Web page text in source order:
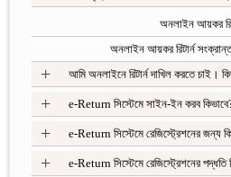
অনলাইন আয়কর
অনলাইন আয়কর রিটার্ন সংক্রান্ত
আমি অনলাইনে রিটার্ন দাখিল করতে চাই।
+
e-Return সিস্টেমে সাইন-ইন করব
+
e-Return সিস্টেমে রেজিস্ট্রেশনের জন্য
+
e-Return সিস্টেমে রেজিস্ট্রেশনের পদ্ধতি
+